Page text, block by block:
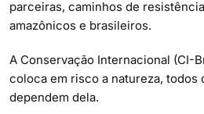
parceiras, caminhos de
amazônicos e brasileiros.
A Conservação Internacional (CI-
coloca em risco a natureza, todos
dependem dela.